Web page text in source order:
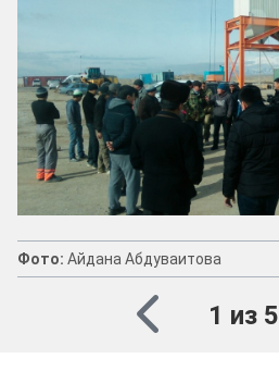
Фото: Айдана Абдуваитова
1 из 5